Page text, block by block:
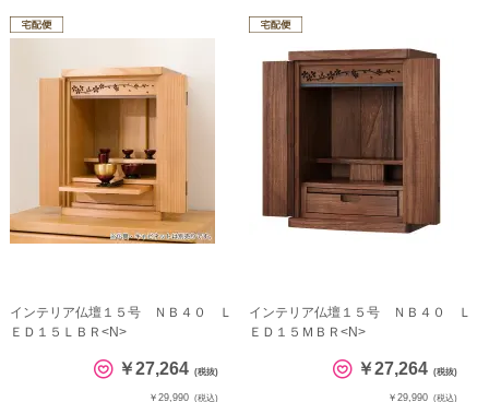
インテリア仏壇１５号 ＮＢ４０ Ｌ
ＥＤ１５ＬＢＲ<N>
￥27,264 (税抜)
￥29,990 (税込)
インテリア仏壇１５号 ＮＢ４０ Ｌ
ＥＤ１５ＭＢＲ<N>
￥27,264 (税抜)
￥29,990 (税込)